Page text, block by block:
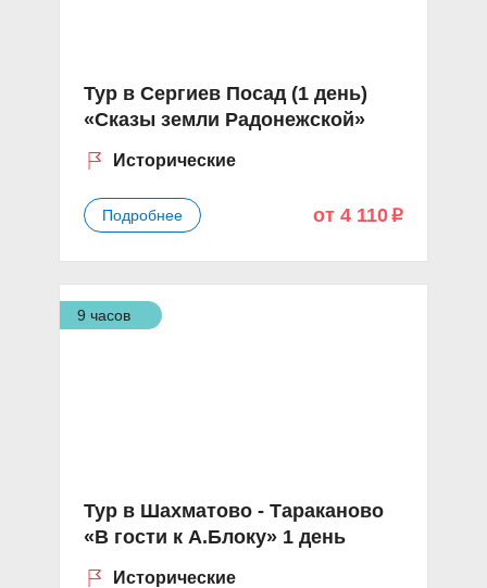
Тур в Сергиев Посад (1 день)
«Сказы земли Радонежской»
Исторические
Подробнее от 4 110 p
9 часов
Тур в Шахматово - Тараканово
«В гости к А.Блоку» 1 день
Исторические